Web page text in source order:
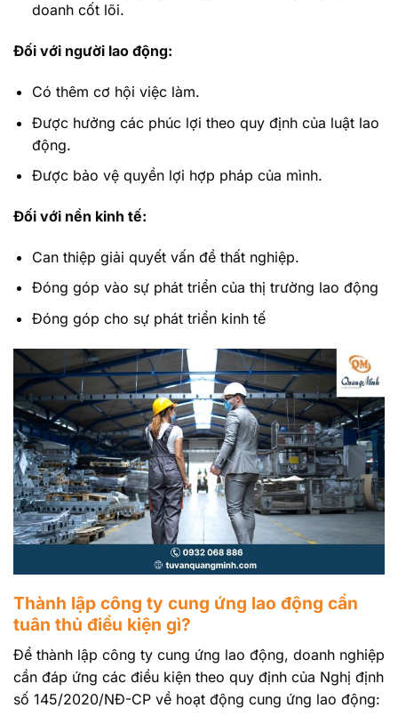
doanh cốt lõi.
Đối với người lao động:
Có thêm cơ hội việc làm.
Được hưởng các phúc lợi theo quy định của luật lao
động.
Được bảo vệ quyền lợi hợp pháp của mình.
Đối với nền kinh tế:
Can thiệp giải quyết vấn đề thất nghiệp.
Đóng góp vào sự phát triển của thị trường lao động
Đóng góp cho sự phát triển kinh tế
Thành lập công ty cung ứng lao động cần
tuân thủ điều kiện gì?
Để thành lập công ty cung ứng lao động, doanh nghiệp
cần đáp ứng các điều kiện theo quy định của Nghị định
số 145/2020/NĐ-CP về hoạt động cung ứng lao động: